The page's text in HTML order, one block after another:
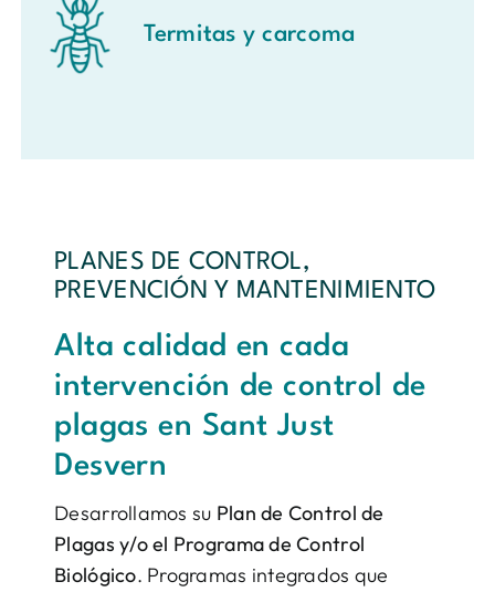
Termitas y carcoma
PLANES DE CONTROL,
PREVENCIÓN Y MANTENIMIENTO
Alta calidad en cada
intervención de control de
plagas en Sant Just
Desvern
Desarrollamos su Plan de Control de
Plagas y/o el Programa de Control
Biológico. Programas integrados que